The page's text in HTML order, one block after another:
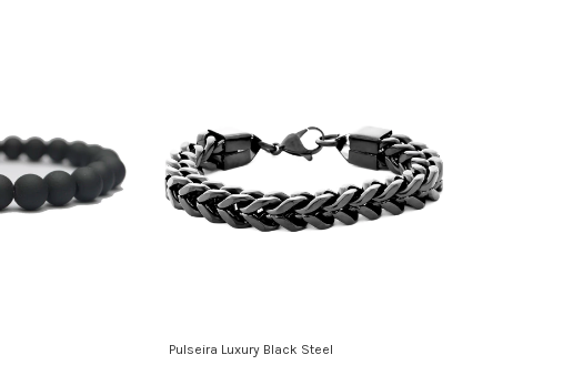
Pulseira Luxury Black Steel